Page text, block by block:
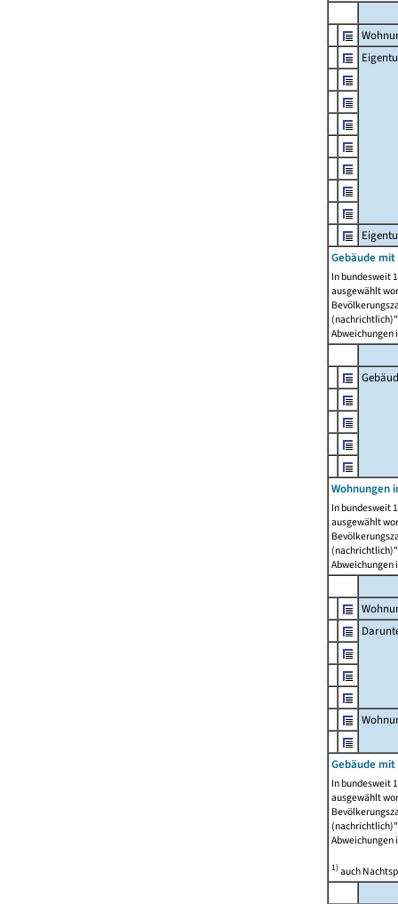
Gebäude
In bundesweit
ausgewählt
Abweichungen
Wohnungen
In bundesweit
ausgewählt
Abweichungen
Gebäude
In bundesweit
ausgewählt
Abweichungen
1)auch